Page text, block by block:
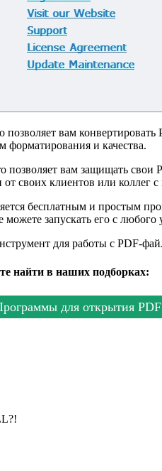
вам
форматирования и качества.
позволяет вам защищать
своих клиентов или коллег
бесплатным и простым
запускать его с любого
для работы с PDF-
найти в наших подборках:
для открытия PDF